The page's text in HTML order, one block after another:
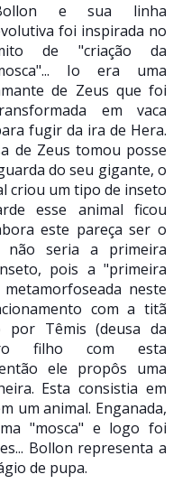
e sua linha
foi inspirada no
de "criação da
Io era uma
de Zeus que foi
em vaca
fugir da ira de Hera.
de Zeus tomou posse
do seu gigante, o
criou um tipo de inseto
esse animal ficou
este pareça ser o
não seria a primeira
pois a "primeira
neste
com a titã
Têmis (deusa da
filho com esta
ele propôs uma
Esta consistia em
um animal. Enganada,
"mosca" e logo foi
Bollon representa a
de pupa.